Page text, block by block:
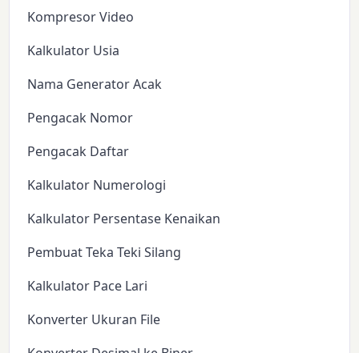
Kompresor Video
Kalkulator Usia
Nama Generator Acak
Pengacak Nomor
Pengacak Daftar
Kalkulator Numerologi
Kalkulator Persentase Kenaikan
Pembuat Teka Teki Silang
Kalkulator Pace Lari
Konverter Ukuran File